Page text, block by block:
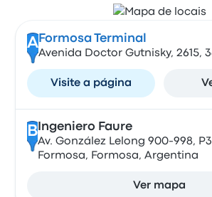
A Formosa Terminal
Avenida Doctor Gutnisky, 2615,
Visite a página
B Ingeniero Faure
Av. González Lelong 900-998,
Formosa, Formosa, Argentina
Ver mapa